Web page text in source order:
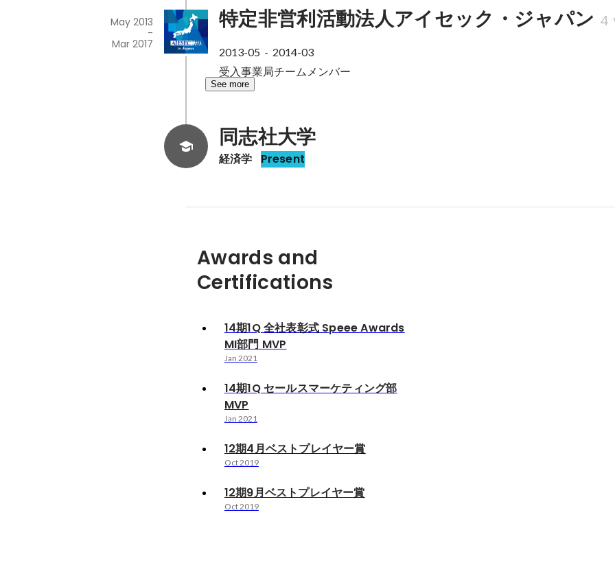
特定非営利活動法人アイセック・ジャパン 4
May 2013
-
Mar 2017
2013-05  -  2014-03
受入事業局チームメンバー
See more
同志社大学
経済学 Present
Awards and
Certifications
14期1Q 全社表彰式 Speee Awards
MI部門 MVP
Jan 2021
14期1Q セールスマーケティング部
MVP
Jan 2021
12期4月ベストプレイヤー賞
Oct 2019
12期9月ベストプレイヤー賞
Oct 2019